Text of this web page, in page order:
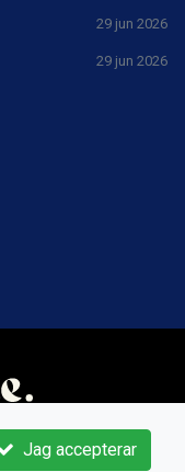
29 jun 2026
29 jun 2026
Jag accepterar